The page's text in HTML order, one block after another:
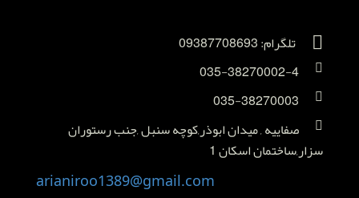
تلگرام: 09387708693
035-38270002-4
035-38270003
صفاییه , میدان ابوذر,کوچه سنبل ,جنب رستوران
سزار,ساختمان اسکان 1
arianiroo1389@gmail.com